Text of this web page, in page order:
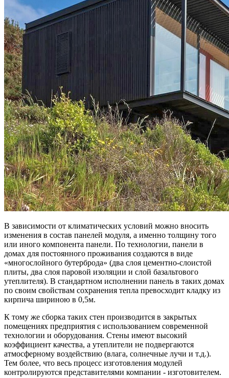
В зависимости от климатических условий можно вносить
изменения в состав панелей модуля, а именно толщину того
или иного компонента панели. По технологии, панели в
домах для постоянного проживания создаются в виде
«многослойного бутерброда» (два слоя цементно-слоистой
плиты, два слоя паровой изоляции и слой базальтового
утеплителя). В стандартном исполнении панель в таких домах
по своим свойствам сохранения тепла превосходит кладку из
кирпича шириною в 0,5м.
К тому же сборка таких стен производится в закрытых
помещениях предприятия с использованием современной
технологии и оборудования. Стены имеют высокий
коэффициент качества, а утеплители не подвергаются
атмосферному воздействию (влага, солнечные лучи и т.д.).
Тем более, что весь процесс изготовления модулей
контролируются представителями компании - изготовителем.